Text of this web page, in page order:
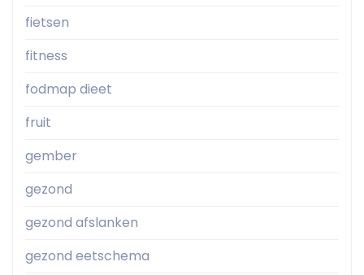
fietsen
fitness
fodmap dieet
fruit
gember
gezond
gezond afslanken
gezond eetschema